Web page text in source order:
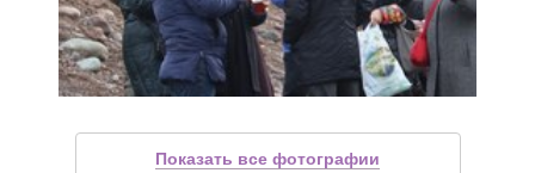
Показать все фотографии